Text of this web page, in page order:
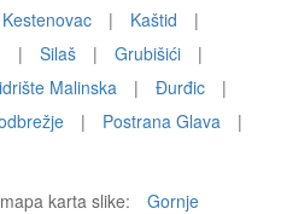
| Kaštid
|
| Silaš | Grubišići
|
Malinska | Đurđic
|
| Postrana Glava
|
karta slike:
Gornje